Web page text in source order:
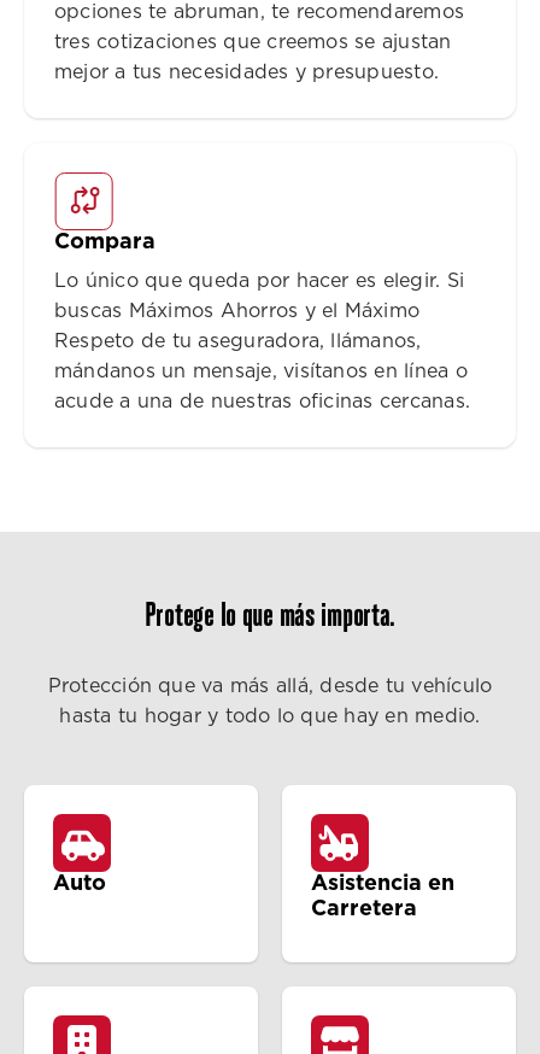
opciones te abruman, te recomendaremos
tres cotizaciones que creemos se ajustan
mejor a tus necesidades y presupuesto.
Compara
Lo único que queda por hacer es elegir. Si
buscas Máximos Ahorros y el Máximo
Respeto de tu aseguradora, llámanos,
mándanos un mensaje, visítanos en línea o
acude a una de nuestras oficinas cercanas.
Protege lo que más importa.
Protección que va más allá, desde tu vehículo
hasta tu hogar y todo lo que hay en medio.
Auto
Asistencia en
Carretera